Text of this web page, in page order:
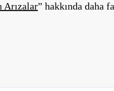
Arızalar” hakkında daha